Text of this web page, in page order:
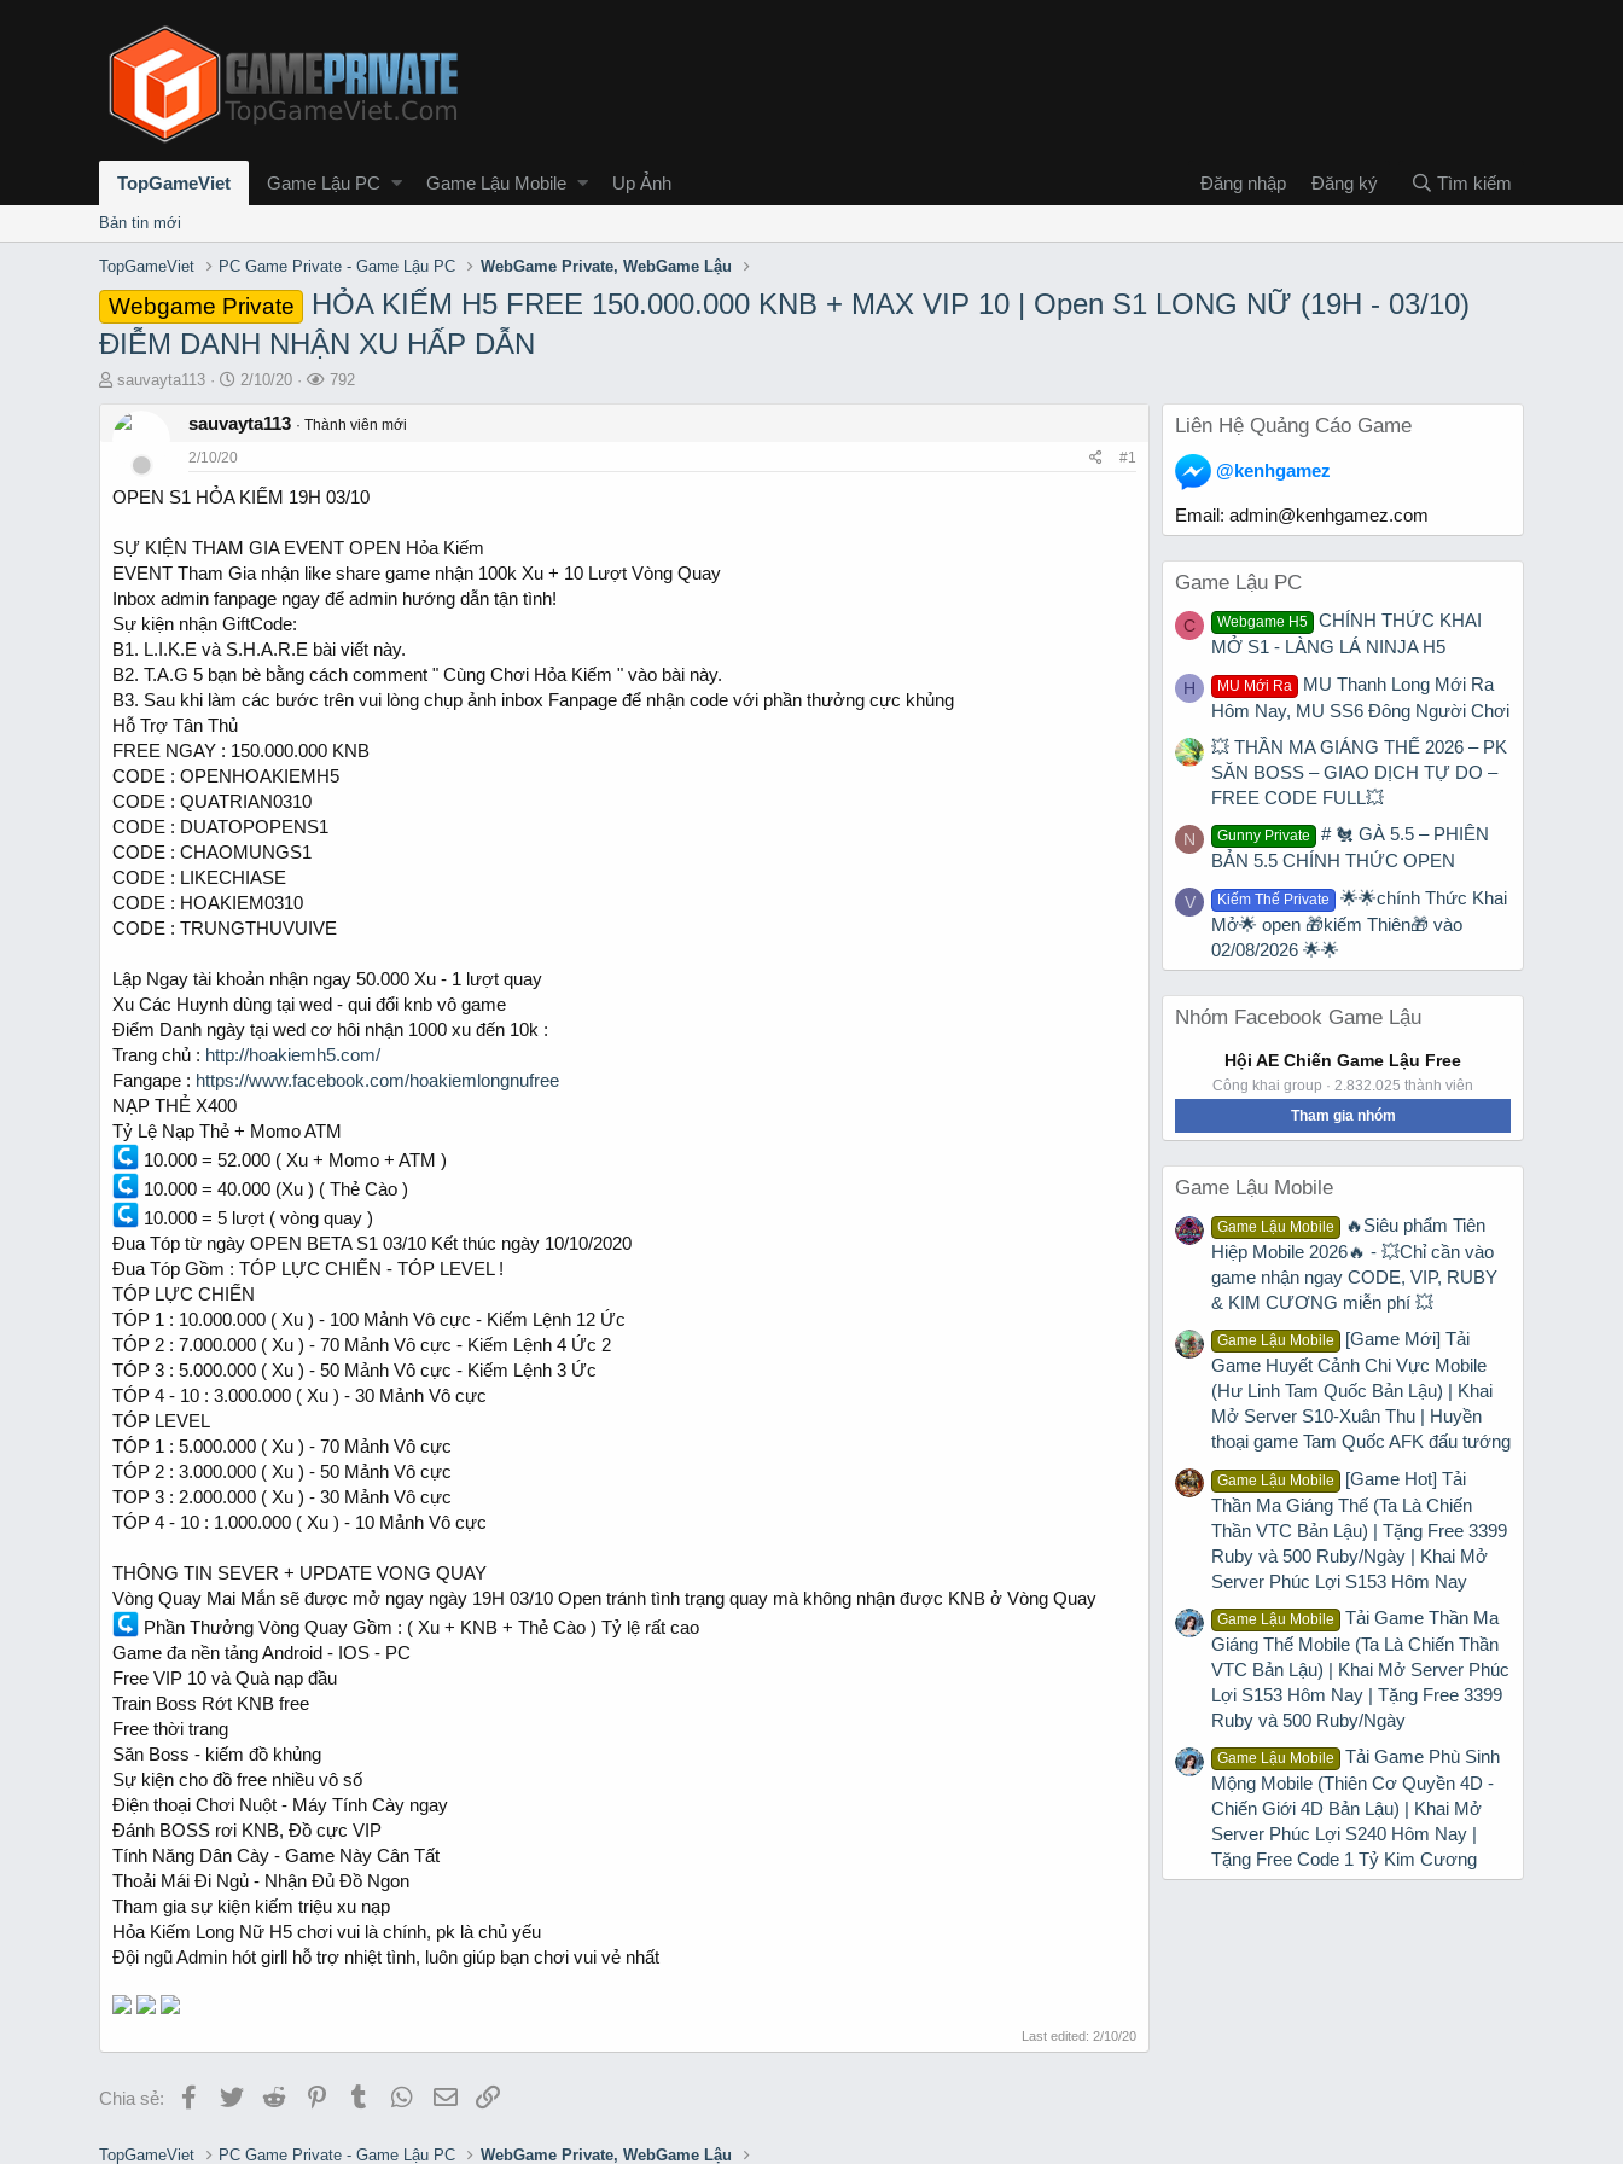
TopGameViet Game Lậu PC Game Lậu Mobile Up Ảnh Đăng nhập Đăng ký Tìm kiếm
Bản tin mới
TopGameViet PC Game Private - Game Lậu PC WebGame Private, WebGame Lậu
Webgame Private
HỎA KIẾM H5 FREE 150.000.000 KNB + MAX VIP 10 | Open S1 LONG NỮ (19H - 03/10)
ĐIỄM DANH NHẬN XU HẤP DẪN
T
r
d
s
a
r
t
e
r
sauvayta113
S
a
d
a
e
2/10/20
L
ợ
e
m
792
sauvayta113
Thành viên mới
2/10/20
#1
OPEN S1 HỎA KIẾM 19H 03/10
SỰ KIỆN THAM GIA EVENT OPEN Hỏa Kiếm
EVENT Tham Gia nhận like share game nhận 100k Xu + 10 Lượt Vòng Quay
Inbox admin fanpage ngay để admin hướng dẫn tận tình!
Sự kiện nhận GiftCode:
B1. L.I.K.E và S.H.A.R.E bài viết này.
B2. T.A.G 5 bạn bè bằng cách comment " Cùng Chơi Hỏa Kiếm " vào bài này.
B3. Sau khi làm các bước trên vui lòng chụp ảnh inbox Fanpage để nhận code với phần thưởng cực khủng
Hỗ Trợ Tân Thủ
FREE NGAY : 150.000.000 KNB
CODE : OPENHOAKIEMH5
CODE : QUATRIAN0310
CODE : DUATOPOPENS1
CODE : CHAOMUNGS1
CODE : LIKECHIASE
CODE : HOAKIEM0310
CODE : TRUNGTHUVUIVE
Lập Ngay tài khoản nhận ngay 50.000 Xu - 1 lượt quay
Xu Các Huynh dùng tại wed - qui đổi knb vô game
Điểm Danh ngày tại wed cơ hôi nhận 1000 xu đến 10k :
Trang chủ : http://hoakiemh5.com/
Fangape : https://www.facebook.com/hoakiemlongnufree
NẠP THẺ X400
Tỷ Lệ Nạp Thẻ + Momo ATM
10.000 = 52.000 ( Xu + Momo + ATM )
10.000 = 40.000 (Xu ) ( Thẻ Cào )
10.000 = 5 lượt ( vòng quay )
Đua Tóp từ ngày OPEN BETA S1 03/10 Kết thúc ngày 10/10/2020
Đua Tóp Gồm : TÓP LỰC CHIẾN - TÓP LEVEL !
TÓP LỰC CHIẾN
TÓP 1 : 10.000.000 ( Xu ) - 100 Mảnh Vô cực - Kiếm Lệnh 12 Ức
TÓP 2 : 7.000.000 ( Xu ) - 70 Mảnh Vô cực - Kiếm Lệnh 4 Ức 2
TÓP 3 : 5.000.000 ( Xu ) - 50 Mảnh Vô cực - Kiếm Lệnh 3 Ức
TÓP 4 - 10 : 3.000.000 ( Xu ) - 30 Mảnh Vô cực
TÓP LEVEL
TÓP 1 : 5.000.000 ( Xu ) - 70 Mảnh Vô cực
TÓP 2 : 3.000.000 ( Xu ) - 50 Mảnh Vô cực
TOP 3 : 2.000.000 ( Xu ) - 30 Mảnh Vô cực
TÓP 4 - 10 : 1.000.000 ( Xu ) - 10 Mảnh Vô cực
THÔNG TIN SEVER + UPDATE VONG QUAY
Vòng Quay Mai Mắn sẽ được mở ngay ngày 19H 03/10 Open tránh tình trạng quay mà không nhận được KNB ở Vòng Quay
Phần Thưởng Vòng Quay Gồm : ( Xu + KNB + Thẻ Cào ) Tỷ lệ rất cao
Game đa nền tảng Android - IOS - PC
Free VIP 10 và Quà nạp đầu
Train Boss Rớt KNB free
Free thời trang
Săn Boss - kiếm đồ khủng
Sự kiện cho đồ free nhiều vô số
Điện thoại Chơi Nuột - Máy Tính Cày ngay
Đánh BOSS rơi KNB, Đồ cực VIP
Tính Năng Dân Cày - Game Này Cân Tất
Thoải Mái Đi Ngủ - Nhận Đủ Đồ Ngon
Tham gia sự kiện kiếm triệu xu nạp
Hỏa Kiếm Long Nữ H5 chơi vui là chính, pk là chủ yếu
Đội ngũ Admin hót girll hỗ trợ nhiệt tình, luôn giúp bạn chơi vui vẻ nhất
Last edited: 2/10/20
Chia sẻ: Facebook
TwitterReddit PinterestTumblr WhatsApp
EmailLink
Liên Hệ Quảng Cáo Game
@kenhgamez
Email: admin@kenhgamez.com
Game Lậu PC
C Webgame H5
CHÍNH THỨC KHAI
MỞ S1 - LÀNG LÁ NINJA H5
H MU Mới Ra
MU Thanh Long Mới Ra
Hôm Nay, MU SS6 Đông Người Chơi
💥 THẦN MA GIÁNG THẾ 2026 – PK
SĂN BOSS – GIAO DỊCH TỰ DO –
FREE CODE FULL💥
N Gunny Private
# 🐔 GÀ 5.5 – PHIÊN
BẢN 5.5 CHÍNH THỨC OPEN
V Kiếm Thế Private
🌟🌟chính Thức Khai
Mở🌟 open 🎁kiếm Thiên🎁 vào
02/08/2026 🌟🌟
Nhóm Facebook Game Lậu
Hội AE Chiến Game Lậu Free
Công khai group · 2.832.025 thành viên
Tham gia nhóm
Game Lậu Mobile
Game Lậu Mobile
🔥Siêu phẩm Tiên
Hiệp Mobile 2026🔥 - 💥Chỉ cần vào
game nhận ngay CODE, VIP, RUBY
& KIM CƯƠNG miễn phí 💥
Game Lậu Mobile
[Game Mới] Tải
Game Huyết Cảnh Chi Vực Mobile
(Hư Linh Tam Quốc Bản Lậu) | Khai
Mở Server S10-Xuân Thu | Huyền
thoại game Tam Quốc AFK đấu tướng
Game Lậu Mobile
[Game Hot] Tải
Thần Ma Giáng Thế (Ta Là Chiến
Thần VTC Bản Lậu) | Tặng Free 3399
Ruby và 500 Ruby/Ngày | Khai Mở
Server Phúc Lợi S153 Hôm Nay
Game Lậu Mobile
Tải Game Thần Ma
Giáng Thế Mobile (Ta Là Chiến Thần
VTC Bản Lậu) | Khai Mở Server Phúc
Lợi S153 Hôm Nay | Tặng Free 3399
Ruby và 500 Ruby/Ngày
Game Lậu Mobile
Tải Game Phù Sinh
Mộng Mobile (Thiên Cơ Quyền 4D -
Chiến Giới 4D Bản Lậu) | Khai Mở
Server Phúc Lợi S240 Hôm Nay |
Tặng Free Code 1 Tỷ Kim Cương
TopGameViet PC Game Private - Game Lậu PC WebGame Private, WebGame Lậu